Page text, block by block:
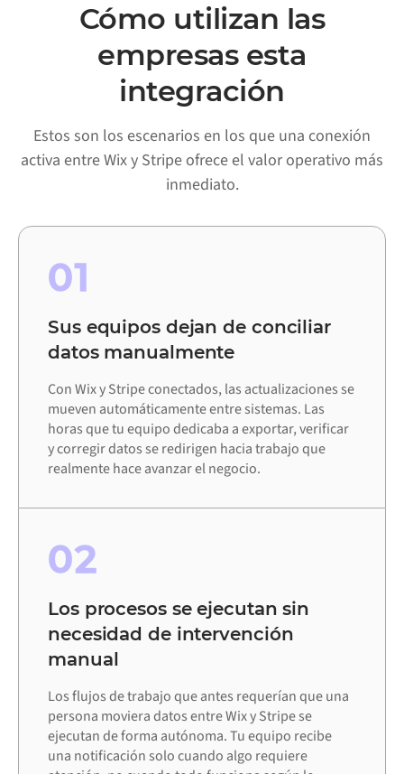
Cómo utilizan las
empresas esta
integración
Estos son los escenarios en los que una conexión
activa entre Wix y Stripe ofrece el valor operativo más
inmediato.
01
Sus equipos dejan de conciliar
datos manualmente
Con Wix y Stripe conectados, las actualizaciones se
mueven automáticamente entre sistemas. Las
horas que tu equipo dedicaba a exportar, verificar
y corregir datos se redirigen hacia trabajo que
realmente hace avanzar el negocio.
02
Los procesos se ejecutan sin
necesidad de intervención
manual
Los flujos de trabajo que antes requerían que una
persona moviera datos entre Wix y Stripe se
ejecutan de forma autónoma. Tu equipo recibe
una notificación solo cuando algo requiere